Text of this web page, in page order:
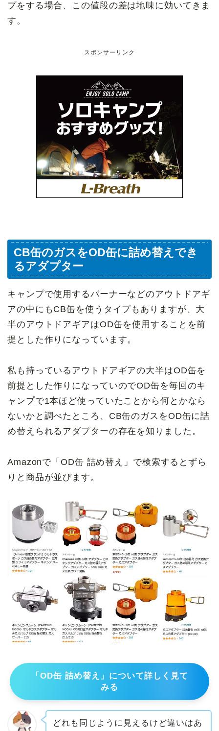
プをする場合、この値段の差は地味に効いてきま
す。
スポンサーリンク
CB缶のガスをOD缶に詰め替えでき
るアダプター
キャンプで使用するバーナーなどのアウトドアギ
アの中にもCB缶を使うタイプもありますが、大
半のアウトドアギアはOD缶を使用することを前
提とした作りになっています。
私も持っているアウトドアギアの大半はOD缶を
前提とした作りになっていのでOD缶を毎回のキ
ャンプで1本ほど使っていたことから何とかなら
ないかと調べたところ、CB缶のガスをOD缶に詰
め替えられるアダプターの存在を知りました。
Amazonで「OD缶 詰め替え」で検索するとずら
りと商品が並びます。
「OD缶 詰め替え」について詳しく見て
みる
どれも同じように見えるけど違いはあ